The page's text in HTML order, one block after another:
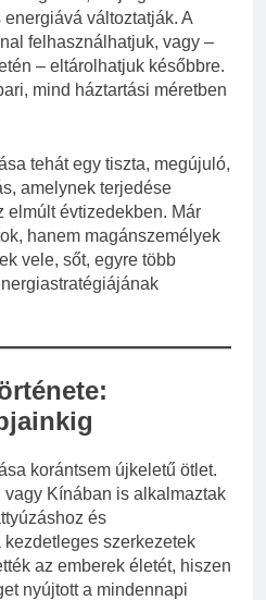
változtatják. A
felhasználhatjuk, vagy –
– eltárolhatjuk későbbre.
mind háztartási méretben
tehát egy tiszta, megújuló,
amelynek terjedése
elmúlt évtizedekben. Már
hanem magánszemélyek
vele, sőt, egyre több
korántsem újkeletű ötlet.
vagy Kínában is alkalmaztak
és
szerkezetek
az emberek életét, hiszen
nyújtott a mindennapi